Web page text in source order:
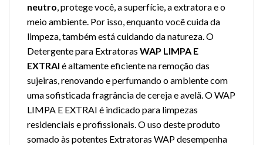
neutro, protege você, a superfície, a extratora e o
meio ambiente. Por isso, enquanto você cuida da
limpeza, também está cuidando da natureza. O
Detergente para Extratoras WAP LIMPA E
EXTRAI é altamente eficiente na remoção das
sujeiras, renovando e perfumando o ambiente com
uma sofisticada fragrância de cereja e avelã. O WAP
LIMPA E EXTRAI é indicado para limpezas
residenciais e profissionais. O uso deste produto
somado às potentes Extratoras WAP desempenha